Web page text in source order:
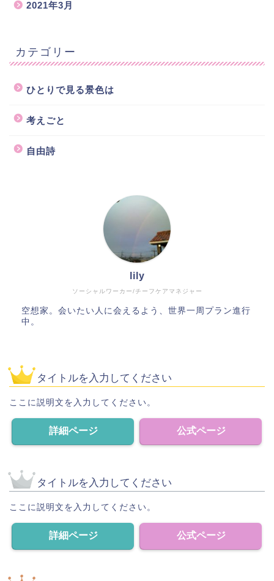
2021年3月
カテゴリー
ひとりで見る景色は
考えごと
自由詩
ソーシャルワーカー/チーフケアマネジャー
lily
空想家。会いたい人に会えるよう、世界一周プラン進行
中。
タイトルを入力してください
ここに説明文を入力してください。
詳細ページ 公式ページ
タイトルを入力してください
ここに説明文を入力してください。
詳細ページ 公式ページ